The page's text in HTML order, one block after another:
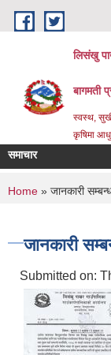
Skip to main content
लिसंखु
बागमती
स्वस्थ,
कृषिमा
समाचार
You are
Home » जानकारी
जानकारी
Submitted on: